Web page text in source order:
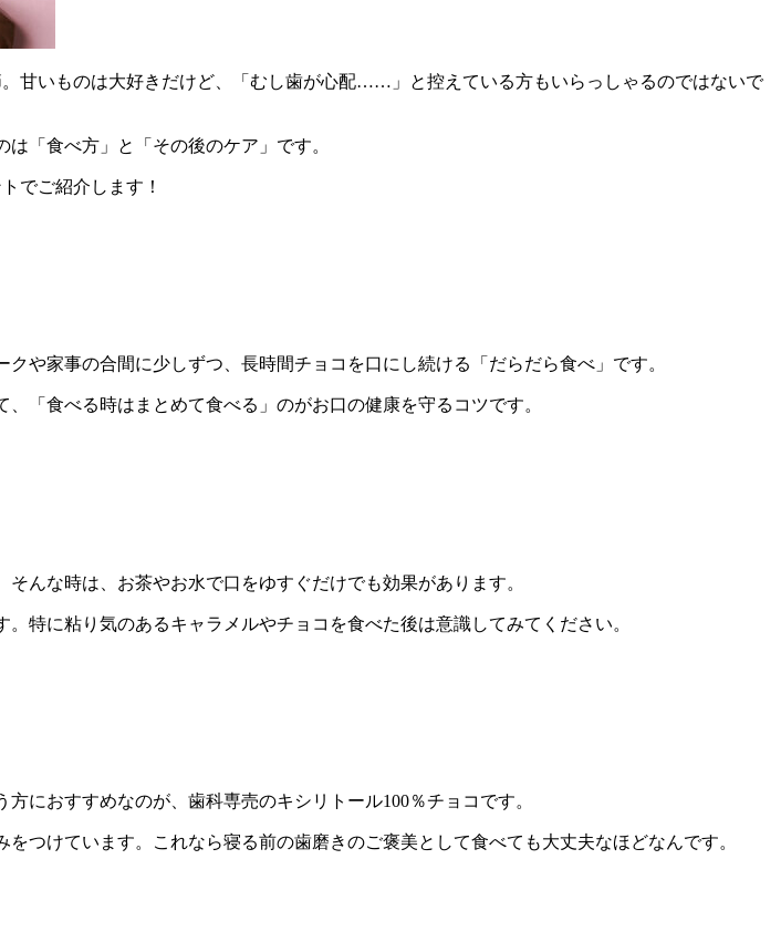
甘いものは大好きだけど、「むし歯が心配……」と控えている方もいらっしゃるのではないで
「食べ方」と「その後のケア」です。
でご紹介します！
や家事の合間に少しずつ、長時間チョコを口にし続ける「だらだら食べ」です。
「食べる時はまとめて食べる」のがお口の健康を守るコツです。
んな時は、お茶やお水で口をゆすぐだけでも効果があります。
特に粘り気のあるキャラメルやチョコを食べた後は意識してみてください。
におすすめなのが、歯科専売のキシリトール100％チョコです。
つけています。これなら寝る前の歯磨きのご褒美として食べても大丈夫なほどなんです。